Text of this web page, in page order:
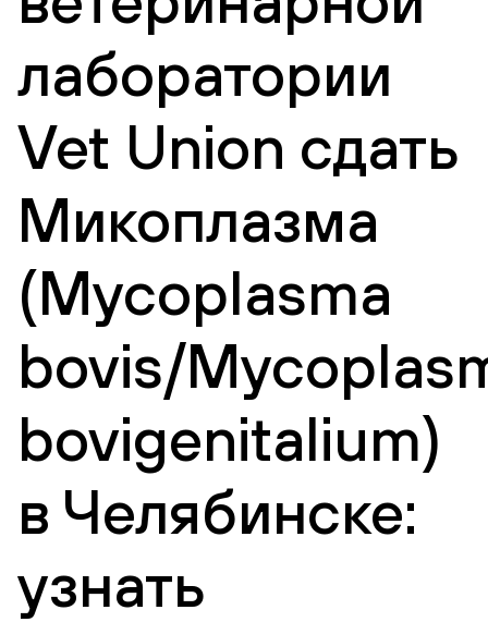
лаборатории
Vet Union сдать
Микоплазма
(Mycoplasma
bovis/
bovigenitalium)
в Челябинске:
узнать